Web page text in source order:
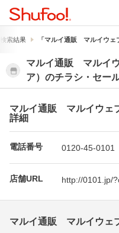
索結果 「マルイ通販 マルイウェ
マルイ通販 マルイ
ア）のチラシ・セー
マルイ通販 マルイウェ
詳細
電話番号 0120-45-0101
店舗URL http://0101.jp/
マルイ通販 マルイウェ